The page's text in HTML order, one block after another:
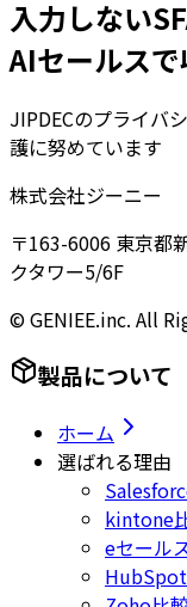
入力しない
AIセールス
JIPDECのプライバ
護に努めています
株式会社ジーニー
〒163-6006 東京都
クタワー5/6F
© GENIEE.inc. All
製品について
ホーム
選ばれる理由
kintone
eセール
HubSpot